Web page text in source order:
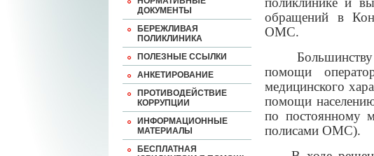
ДОКУМЕНТЫ
БЕРЕЖЛИВАЯ
ПОЛИКЛИНИКА
ПОЛЕЗНЫЕ ССЫЛКИ
АНКЕТИРОВАНИЕ
ПРОТИВОДЕЙСТВИЕ
КОРРУПЦИИ
ИНФОРМАЦИОННЫЕ
МАТЕРИАЛЫ
БЕСПЛАТНАЯ
обращений в
ОМС.
помощи
медицинского
помощи
по постоянному
полисами ОМС).